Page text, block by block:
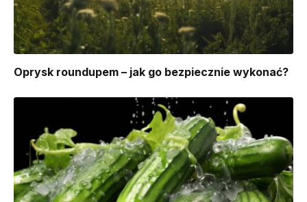
Oprysk roundupem – jak go bezpiecznie wykonać?